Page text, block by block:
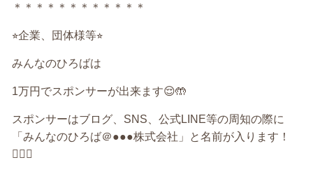
＊＊＊＊＊＊＊＊＊＊＊＊
⭐︎企業、団体様等⭐︎
みんなのひろばは
1万円でスポンサーが出来ます😌🤲
スポンサーはブログ、 SNS 、公式LINE等の周知の際に
「みんなのひろば＠●●●株式会社」と名前が入ります！
🙆‍♀️✨